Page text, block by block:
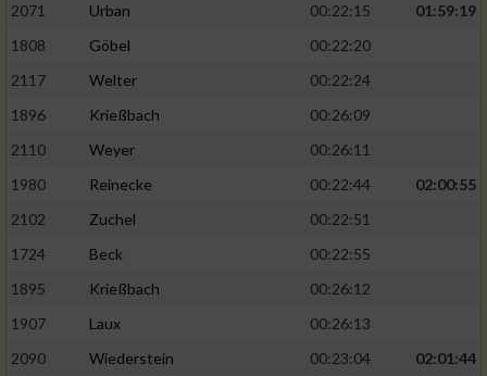
2071
Urban 00:22:15
01:59:19
1808
Göbel
00:22:20
2117
Welter
00:22:24
1896
Krießbach
00:26:09
2110
Weyer
00:26:11
1980
Reinecke 00:22:44
02:00:55
2102
Zuchel
00:22:51
1724
Beck
00:22:55
1895
Krießbach
00:26:12
1907
Laux
00:26:13
2090
Wiederstein 00:23:04
02:01:44